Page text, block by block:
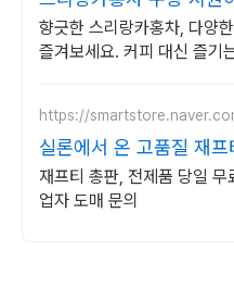
향긋한 스리랑카홍차, 다양
즐겨보세요. 커피 대신 즐기
https://
실론에서 온 고품질 재프
재프티 총판, 전제품 당일 무
업자 도매 문의